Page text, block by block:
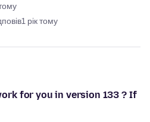
1 рік тому
for you in version 133 ? If